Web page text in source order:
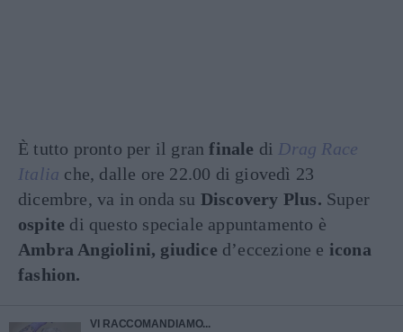
È tutto pronto per il granfinale di Drag Race
Italia che, dalle ore 22.00 di giovedì 23
dicembre, va in onda su Discovery Plus. Super
ospite di questo speciale appuntamento è
Ambra Angiolini, giudice d’eccezione e icona
fashion.
VI RACCOMANDIAMO...